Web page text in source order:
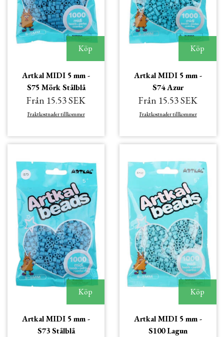
Köp
Artkal MIDI 5 mm -
S75 Mörk Stålblå
Från 15.53 SEK
Fraktkostnader tillkommer
Köp
Artkal MIDI 5 mm -
S74 Azur
Från 15.53 SEK
Fraktkostnader tillkommer
Köp
Artkal MIDI 5 mm -
S73 Stålblå
Köp
Artkal MIDI 5 mm -
S100 Lagun